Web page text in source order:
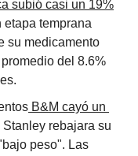
subió casi un 19%
temprana
su medicamento
del 8.6%
B&M cayó un
rebajara su
peso". Las